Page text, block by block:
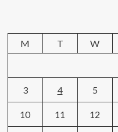
M
T W
3 4 5
10 11 12